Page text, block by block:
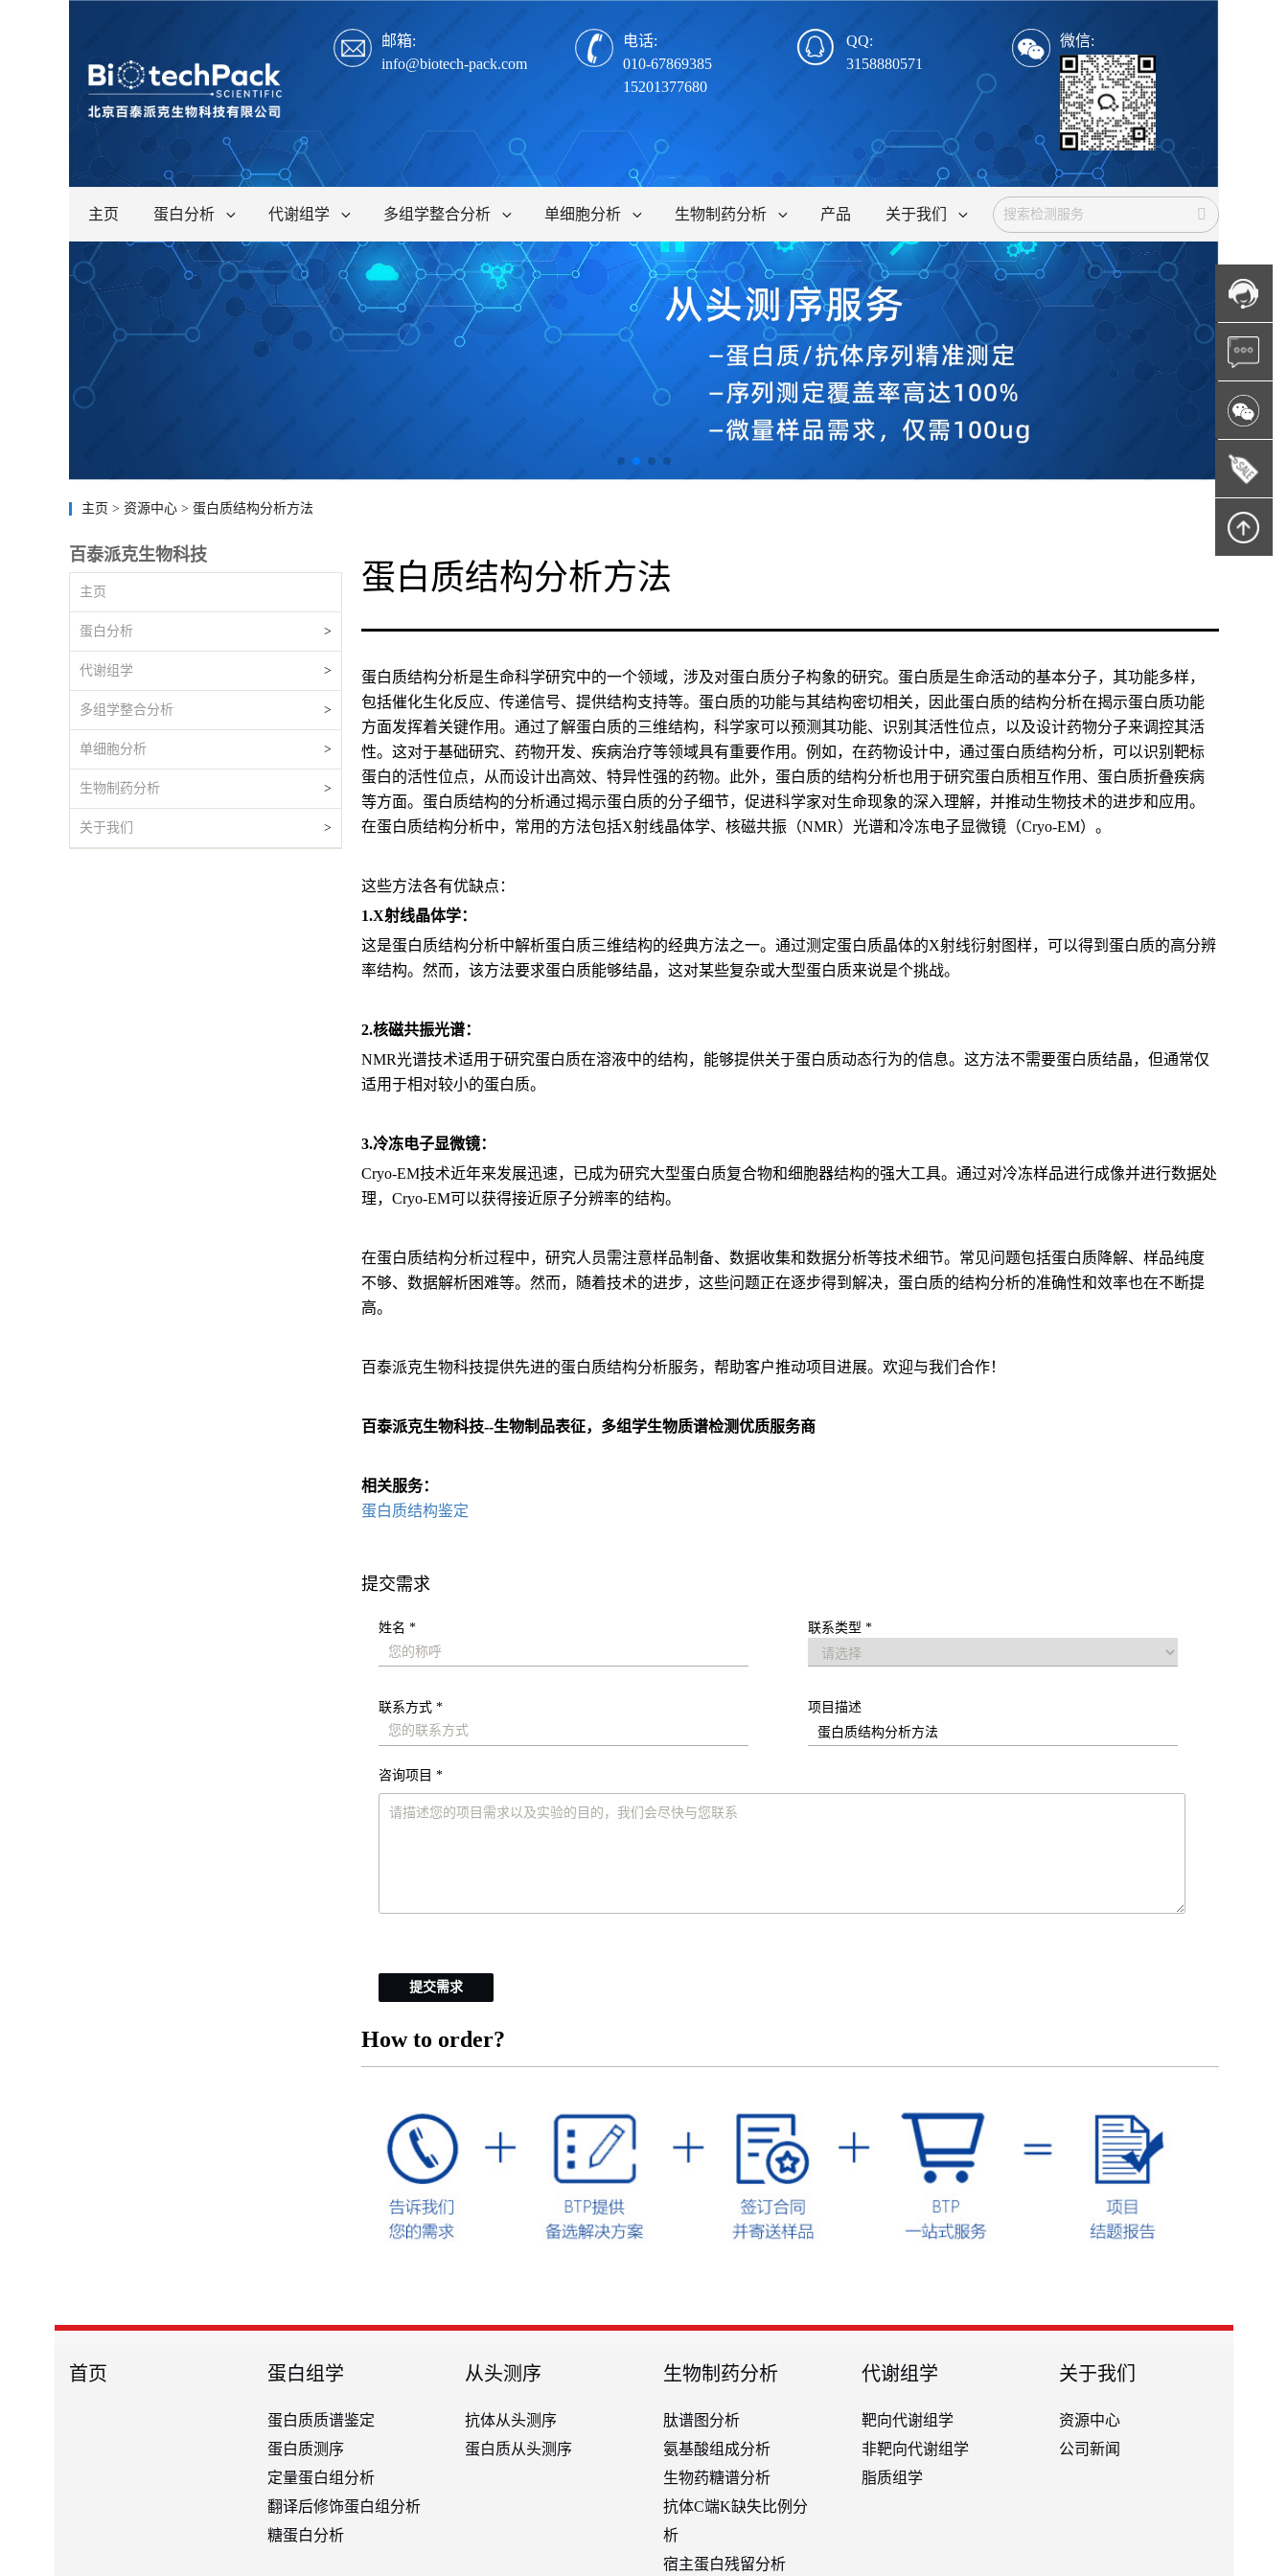
邮箱:
info@biotech-pack.com
电话:
010-67869385
15201377680
QQ:
3158880571
微信:
主页 蛋白分析 代谢组学 多组学整合分析 单细胞分析 生物制药分析 产品 关于我们
主页 > 资源中心 > 蛋白质结构分析方法
百泰派克生物科技
主页
蛋白分析 >
代谢组学 >
多组学整合分析 >
单细胞分析 >
生物制药分析 >
关于我们 >
蛋白质结构分析方法
蛋白质结构分析是生命科学研究中的一个领域，涉及对蛋白质分子构象的研究。蛋白质是生命活动的基本分子，其功能多样，
包括催化生化反应、传递信号、提供结构支持等。蛋白质的功能与其结构密切相关，因此蛋白质的结构分析在揭示蛋白质功能
方面发挥着关键作用。通过了解蛋白质的三维结构，科学家可以预测其功能、识别其活性位点，以及设计药物分子来调控其活
性。这对于基础研究、药物开发、疾病治疗等领域具有重要作用。例如，在药物设计中，通过蛋白质结构分析，可以识别靶标
蛋白的活性位点，从而设计出高效、特异性强的药物。此外，蛋白质的结构分析也用于研究蛋白质相互作用、蛋白质折叠疾病
等方面。蛋白质结构的分析通过揭示蛋白质的分子细节，促进科学家对生命现象的深入理解，并推动生物技术的进步和应用。
在蛋白质结构分析中，常用的方法包括X射线晶体学、核磁共振（NMR）光谱和冷冻电子显微镜（Cryo-EM）。
这些方法各有优缺点：
1.X射线晶体学：
这是蛋白质结构分析中解析蛋白质三维结构的经典方法之一。通过测定蛋白质晶体的X射线衍射图样，可以得到蛋白质的高分辨
率结构。然而，该方法要求蛋白质能够结晶，这对某些复杂或大型蛋白质来说是个挑战。
2.核磁共振光谱：
NMR光谱技术适用于研究蛋白质在溶液中的结构，能够提供关于蛋白质动态行为的信息。这方法不需要蛋白质结晶，但通常仅
适用于相对较小的蛋白质。
3.冷冻电子显微镜：
Cryo-EM技术近年来发展迅速，已成为研究大型蛋白质复合物和细胞器结构的强大工具。通过对冷冻样品进行成像并进行数据处
理，Cryo-EM可以获得接近原子分辨率的结构。
在蛋白质结构分析过程中，研究人员需注意样品制备、数据收集和数据分析等技术细节。常见问题包括蛋白质降解、样品纯度
不够、数据解析困难等。然而，随着技术的进步，这些问题正在逐步得到解决，蛋白质的结构分析的准确性和效率也在不断提
高。
百泰派克生物科技提供先进的蛋白质结构分析服务，帮助客户推动项目进展。欢迎与我们合作！
百泰派克生物科技--生物制品表征，多组学生物质谱检测优质服务商
相关服务：
蛋白质结构鉴定
提交需求
姓名 * 联系类型 *
联系方式 * 项目描述
咨询项目 *
提交需求
How to order?
首页 蛋白组学
蛋白质质谱鉴定
蛋白质测序
定量蛋白组分析
翻译后修饰蛋白组分析
糖蛋白分析
从头测序
抗体从头测序
蛋白质从头测序
生物制药分析
肽谱图分析
氨基酸组成分析
生物药糖谱分析
抗体C端K缺失比例分
析
宿主蛋白残留分析
代谢组学
靶向代谢组学
非靶向代谢组学
脂质组学
关于我们
资源中心
公司新闻